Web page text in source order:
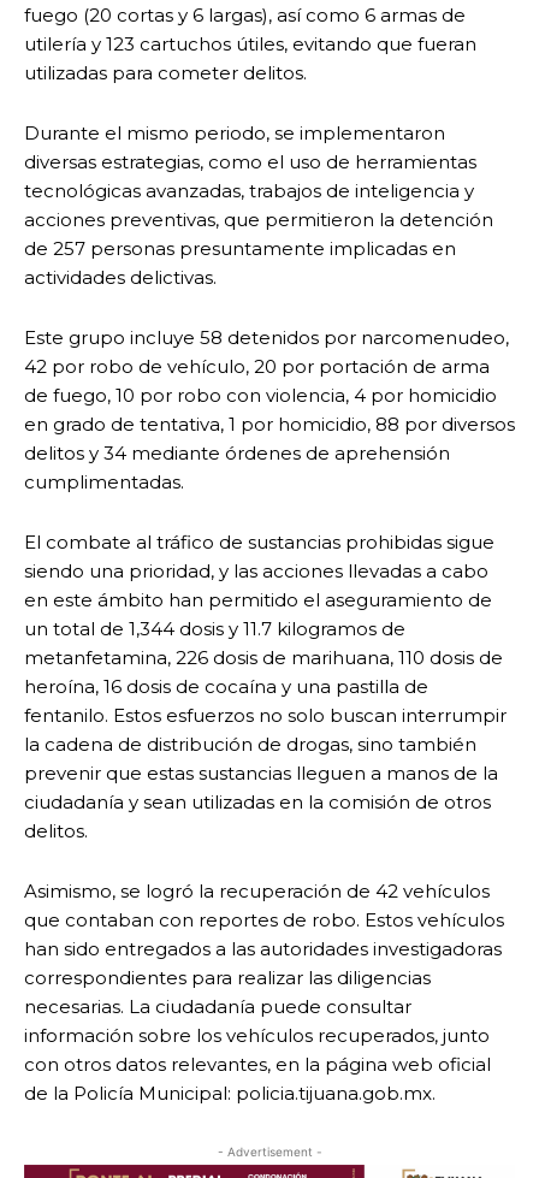
fuego (20 cortas y 6 largas), así como 6 armas de
utilería y 123 cartuchos útiles, evitando que fueran
utilizadas para cometer delitos.
Durante el mismo periodo, se implementaron
diversas estrategias, como el uso de herramientas
tecnológicas avanzadas, trabajos de inteligencia y
acciones preventivas, que permitieron la detención
de 257 personas presuntamente implicadas en
actividades delictivas.
Este grupo incluye 58 detenidos por narcomenudeo,
42 por robo de vehículo, 20 por portación de arma
de fuego, 10 por robo con violencia, 4 por homicidio
en grado de tentativa, 1 por homicidio, 88 por diversos
delitos y 34 mediante órdenes de aprehensión
cumplimentadas.
El combate al tráfico de sustancias prohibidas sigue
siendo una prioridad, y las acciones llevadas a cabo
en este ámbito han permitido el aseguramiento de
un total de 1,344 dosis y 11.7 kilogramos de
metanfetamina, 226 dosis de marihuana, 110 dosis de
heroína, 16 dosis de cocaína y una pastilla de
fentanilo. Estos esfuerzos no solo buscan interrumpir
la cadena de distribución de drogas, sino también
prevenir que estas sustancias lleguen a manos de la
ciudadanía y sean utilizadas en la comisión de otros
delitos.
Asimismo, se logró la recuperación de 42 vehículos
que contaban con reportes de robo. Estos vehículos
han sido entregados a las autoridades investigadoras
correspondientes para realizar las diligencias
necesarias. La ciudadanía puede consultar
información sobre los vehículos recuperados, junto
con otros datos relevantes, en la página web oficial
de la Policía Municipal: policia.tijuana.gob.mx.
- Advertisement -